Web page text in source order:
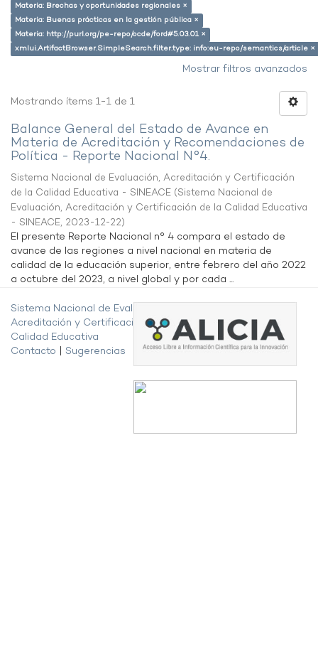
Materia: Brechas y oportunidades regionales ×
Materia: Buenas prácticas en la gestión pública ×
Materia: http://purl.org/pe-repo/ocde/ford#5.03.01 ×
xmlui.ArtifactBrowser.SimpleSearch.filter.type: info:eu-repo/semantics/article ×
Mostrar filtros avanzados
Mostrando ítems 1-1 de 1
Balance General del Estado de Avance en
Materia de Acreditación y Recomendaciones de
Política - Reporte Nacional N°4.
Sistema Nacional de Evaluación, Acreditación y Certificación
de la Calidad Educativa - SINEACE (Sistema Nacional de
Evaluación, Acreditación y Certificación de la Calidad Educativa
- SINEACE, 2023-12-22)
El presente Reporte Nacional n° 4 compara el estado de
avance de las regiones a nivel nacional en materia de
calidad de la educación superior, entre febrero del año 2022
a octubre del 2023, a nivel global y por cada ...
Sistema Nacional de Evaluación,
Acreditación y Certificación de la
Calidad Educativa
Contacto
Sugerencias